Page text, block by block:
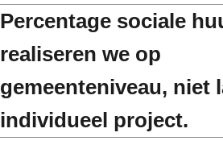
Percentage sociale
realiseren we op
gemeenteniveau, niet
individueel project.